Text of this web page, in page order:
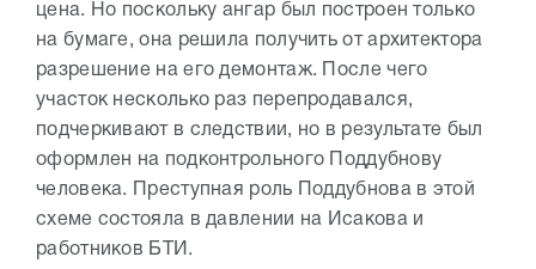
цена. Но поскольку ангар был построен только
на бумаге, она решила получить от архитектора
разрешение на его демонтаж. После чего
участок несколько раз перепродавался,
подчеркивают в следствии, но в результате был
оформлен на подконтрольного Поддубнову
человека. Преступная роль Поддубнова в этой
схеме состояла в давлении на Исакова и
работников БТИ.